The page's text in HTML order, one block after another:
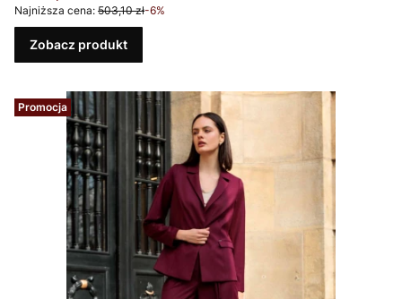
Najniższa cena: 503,10 zł-6%
Zobacz produkt
Promocja